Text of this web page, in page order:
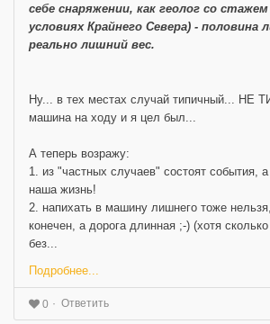
себе снаряжении, как геолог со
условиях Крайнего Севера) - половина
реально лишний вес.
Ну... в тех местах случай типичный... НЕ
машина на ходу и я цел был...
А теперь возражу:
1. из "частных случаев" состоят события,
наша жизнь!
2. напихать в машину лишнего тоже
конечен, а дорога длинная ;-) (хотя
без...
Подробнее...
0 Ответить